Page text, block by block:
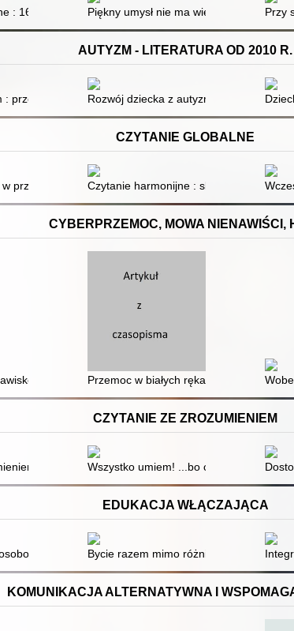
: 160 wyzwań dla mózguPiękny umysł nie ma wieku : łamigłówki
Przy
AUTYZM - LITERATURA OD 2010 R.
u dzieci z zaburzeniami ze spektrum autyzmu :
: przewodnik dla rodzicówRozwój dziecka z autyzmem : 90
CZYTANIE GLOBALNE
przedszkolu : jak to robić?Czytanie harmonijne : skuteczna nauka
CYBERPRZEMOC, MOWA NIENAWIŚCI,
spójnego systemu zwalczania przestępstw z
uwarunkowania, kluczowe problemy
Przemoc w białych rękawiczkach
CZYTANIE ZE ZROZUMIENIEM
ze zrozumieniem oraz funkcje poznawcze
i rozwiązuję zadania : testy dla uczniów III klasy
Wszystko umiem! ...bo czytam i
EDUKACJA WŁĄCZAJĄCA
w edukacji dla wszystkich = The model and
Bycie razem mimo różnic
KOMUNIKACJA ALTERNATYWNA I